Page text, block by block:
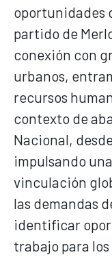
oportunidades
partido de
conexión con
urbanos,
recursos
contexto de
Nacional,
impulsando
vinculación
las demandas
identificar
trabajo para